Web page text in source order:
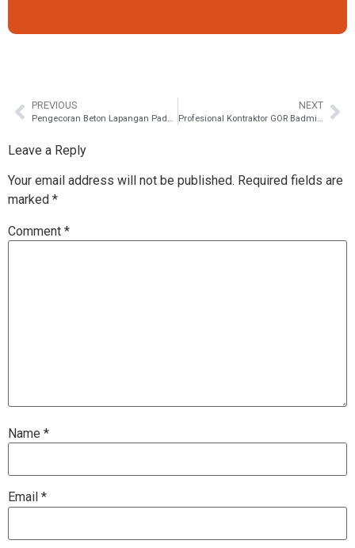
PREVIOUS
Pengecoran Beton Lapangan Padel yang Tepat, Kunci Kenyamanan dan Pengalaman Pengguna
NEXT
Profesional Kontraktor GOR Badminton Jawa Timur dengan Portofolio 1100+ di Seluruh Indonesia
Leave a Reply
Your email address will not be published. Required fields are
marked *
Comment *
Name *
Email *